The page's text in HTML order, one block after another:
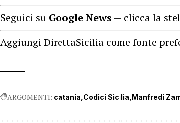
Seguici su Google News — clicca la
Aggiungi DirettaSicilia come fonte
ARGOMENTI: catania Codici Sicilia Manfredi